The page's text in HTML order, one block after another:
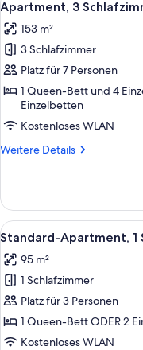
Fotos
für
Apartment,
3 Schlafzimmer
anzeigen
6
Apartment, 3
153 m²
3 Schlafzimmer
Platz für 7 Personen
1 Queen-Bett und 4
Einzelbetten
Kostenloses WLAN
Weitere Details
Weitere
3 Schlafzimmer
Alle
Fotos
für
Standard-
Apartment,
1
Schlafzimmer
8
Standard-Apartment, 1
95 m²
1 Schlafzimmer
Platz für 3 Personen
1 Queen-Bett ODER 2
Kostenloses WLAN